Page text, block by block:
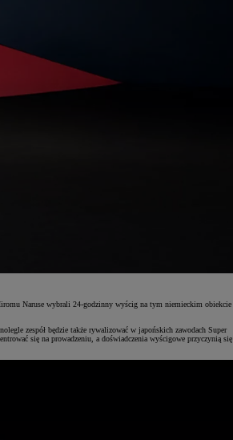
Naruse wybrali 24-godzinny wyścig na tym niemieckim obiekcie
zespół będzie także rywalizować w japońskich zawodach Super
się na prowadzeniu, a doświadczenia wyścigowe przyczynią się